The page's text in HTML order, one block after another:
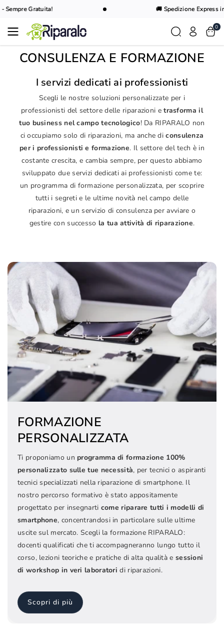
Gratuita! 🚚 Spedizione Express
0
CONSULENZA E FORMAZIONE
I servizi dedicati ai professionisti
Scegli le nostre soluzioni personalizzate per i
professionisti del settore delle riparazioni etrasforma il
tuo business nel campo tecnologico! Da RIPARALO non
ci occupiamo solo di riparazioni, ma anche di consulenza
per i professionisti e formazione. Il settore del tech è in
costante crescita, e cambia sempre, per questo abbiamo
sviluppato due servizi dedicati ai professionisti come te:
un programma di formazione personalizzata, per scoprire
tutti i segreti e le ultime novità nel campo delle
riparazioni, e un servizio di consulenza per avviare o
gestire con successo la tua attività di riparazione.
FORMAZIONE
PERSONALIZZATA
Ti proponiamo un programma di formazione 100%
personalizzato sulle tue necessità, per tecnici o aspiranti
tecnici specializzati nella riparazione di smartphone. Il
nostro percorso formativo è stato appositamente
progettato per insegnarti come riparare tutti i modelli di
smartphone, concentrandosi in particolare sulle ultime
uscite sul mercato. Scegli la formazione RIPARALO:
docenti qualificati che ti accompagneranno lungo tutto il
corso, lezioni teoriche e pratiche di alta qualità e sessioni
di workshop in veri laboratori di riparazioni.
Scopri di più